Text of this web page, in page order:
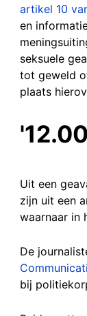
artikel 10
en
seksuele
tot geweld
plaats
Uit een
zijn uit een
waarnaar in
De
bij